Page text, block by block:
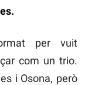
per vuit
com un trio.
i Osona, però